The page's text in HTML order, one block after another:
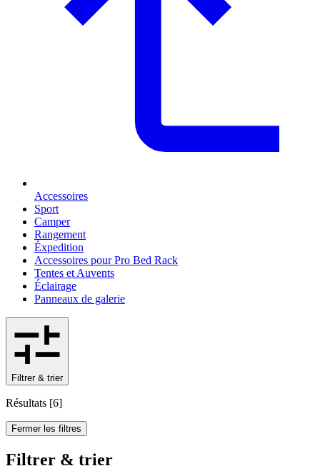
Accessoires
Sport
Camper
Rangement
Éxpedition
Accessoires pour Pro Bed Rack
Tentes et Auvents
Éclairage
Panneaux de galerie
Filtrer & trier
Résultats [6]
Fermer les filtres
Filtrer & trier